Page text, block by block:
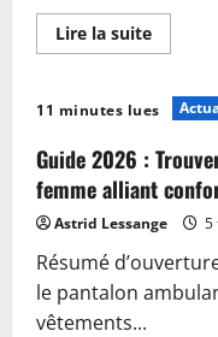
Lire la suiteEn
savoir
Les
raisons
d’opter
pour
un
By
Coco
fabriqué
en
Italie
en
11 minutes lues
Guide 2026 :
femme alliant
Astrid Lessange 5
Résumé
le pantalon
vêtements...